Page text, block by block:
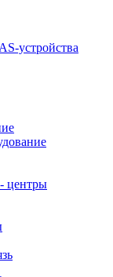
устройства
центры